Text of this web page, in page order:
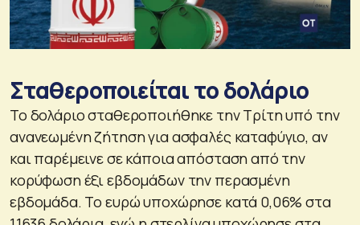
Σταθεροποιείται το δολάριο
Το δολάριο σταθεροποιήθηκε την Τρίτη υπό την
ανανεωμένη ζήτηση για ασφαλές καταφύγιο, αν
και παρέμεινε σε κάποια απόσταση από την
κορύφωση έξι εβδομάδων την περασμένη
εβδομάδα. Το ευρώ υποχώρησε κατά 0,06% στα